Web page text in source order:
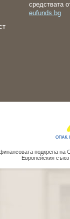
средствата
eufunds.bg
подкрепа на
Европейския